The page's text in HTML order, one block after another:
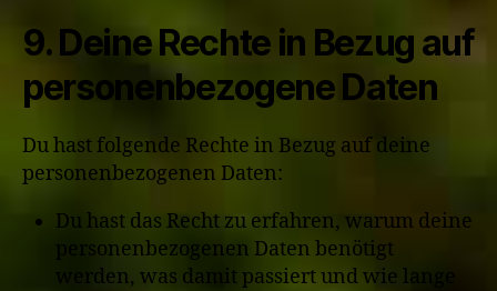
9. Deine Rechte in Bezug auf
personenbezogene Daten
Du hast folgende Rechte in Bezug auf deine
personenbezogenen Daten:
Du hast das Recht zu erfahren, warum deine
personenbezogenen Daten benötigt
werden, was damit passiert und wie lange